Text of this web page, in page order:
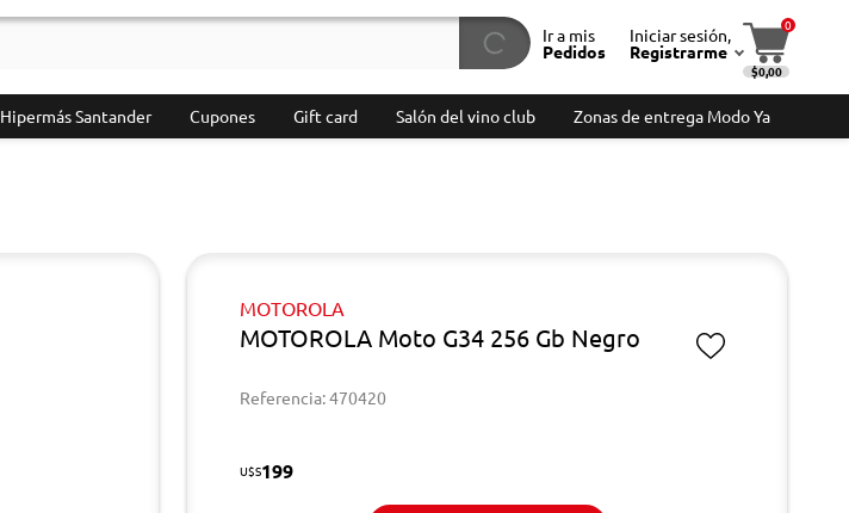
Ir a mis
Pedidos
Iniciar sesión,
Registrarme
0
$0,00
Hipermás Santander Cupones Gift card Salón del vino club Zonas de entrega Modo Ya
MOTOROLA
MOTOROLA Moto G34 256 Gb Negro
Referencia: 470420
U$S199